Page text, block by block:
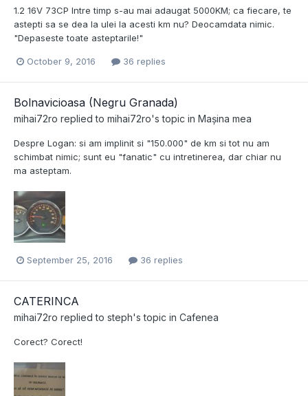
1.2 16V 73CP Intre timp s-au mai adaugat 5000KM; ca fiecare, te
astepti sa se dea la ulei la acesti km nu? Deocamdata nimic.
"Depaseste toate asteptarile!"
October 9, 2016 36 replies
Bolnavicioasa (Negru Granada)
mihai72ro replied to mihai72ro's topic in Mașina mea
Despre Logan: si am implinit si "150.000" de km si tot nu am
schimbat nimic; sunt eu "fanatic" cu intretinerea, dar chiar nu
ma asteptam.
September 25, 2016 36 replies
CATERINCA
mihai72ro replied to steph's topic in Cafenea
Corect? Corect!